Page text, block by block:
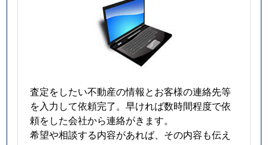
査定をしたい不動産の情報とお客様の連絡先等
を入力して依頼完了。早ければ数時間程度で依
頼をした会社から連絡がきます。
希望や相談する内容があれば、その内容も伝え